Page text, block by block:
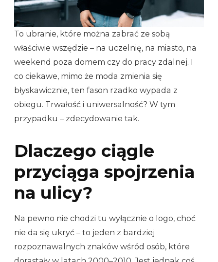
To ubranie, które można zabrać ze sobą
właściwie wszędzie – na uczelnię, na miasto, na
weekend poza domem czy do pracy zdalnej. I
co ciekawe, mimo że moda zmienia się
błyskawicznie, ten fason rzadko wypada z
obiegu. Trwałość i uniwersalność? W tym
przypadku – zdecydowanie tak.
Dlaczego ciągle
przyciąga spojrzenia
na ulicy?
Na pewno nie chodzi tu wyłącznie o logo, choć
nie da się ukryć – to jeden z bardziej
rozpoznawalnych znaków wśród osób, które